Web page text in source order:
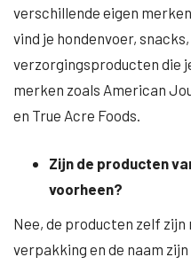
verschillende eigen
vind je hondenvoer,
verzorgingsproducten die
merken zoals American
en True Acre Foods.
Zijn de producten
voorheen?
Nee, de producten zelf
verpakking en de naam